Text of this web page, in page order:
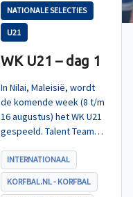
NATIONALE SELECTIES
U21
WK U21 – dag 1
In Nilai, Maleisië, wordt
de komende week (8 t/m
16 augustus) het WK U21
gespeeld. Talent TeamNL
poule A, met Nieuw-
Zeeland, Hong Kong
China en India. De eerste
INTERNATIONAAL
KORFBAL.NL - KORFBAL